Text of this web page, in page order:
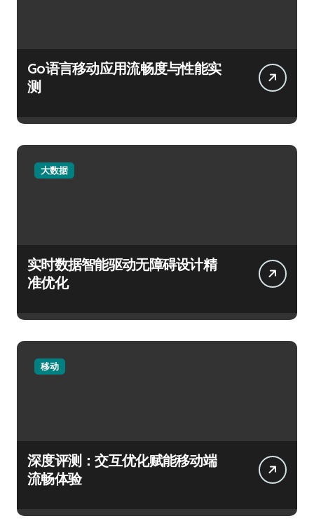
Go语言移动应用流畅度与性能实
测
大数据
实时数据智能驱动无障碍设计精
准优化
移动
深度评测：交互优化赋能移动端
流畅体验